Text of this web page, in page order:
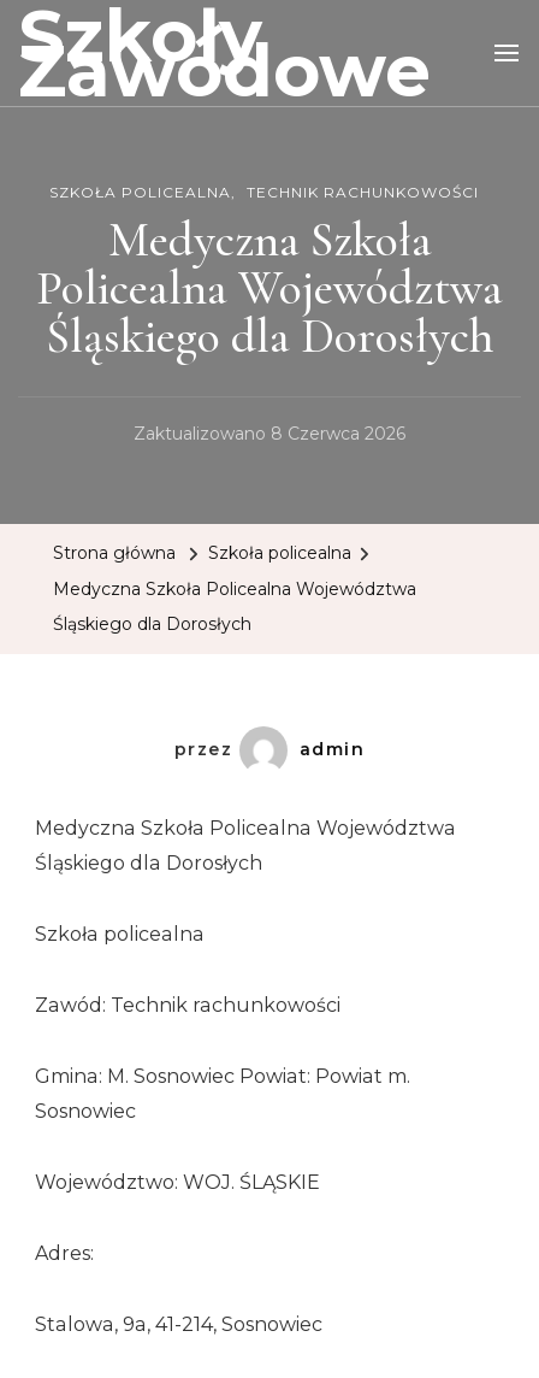
Szkoły
Zawodowe
SZKOŁA POLICEALNA TECHNIK RACHUNKOWOŚCI
Medyczna Szkoła
Policealna Województwa
Śląskiego dla Dorosłych
Zaktualizowano 8 Czerwca 2026
Strona główna
Szkoła policealna
Medyczna Szkoła Policealna Województwa
Śląskiego dla Dorosłych
przez admin
Medyczna Szkoła Policealna Województwa
Śląskiego dla Dorosłych
Szkoła policealna
Zawód: Technik rachunkowości
Gmina: M. Sosnowiec Powiat: Powiat m.
Sosnowiec
Województwo: WOJ. ŚLĄSKIE
Adres:
Stalowa, 9a, 41-214, Sosnowiec